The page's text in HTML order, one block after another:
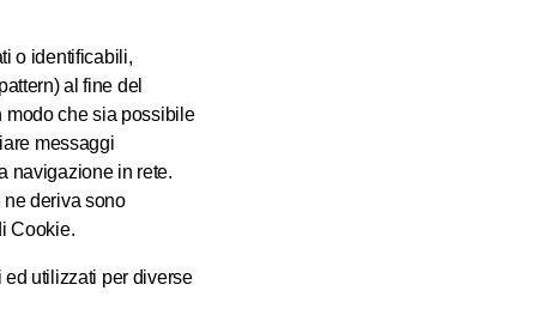
o identificabili,
al fine del
che sia possibile
messaggi
navigazione in rete.
ne deriva sono
Cookie.
ed utilizzati per diverse